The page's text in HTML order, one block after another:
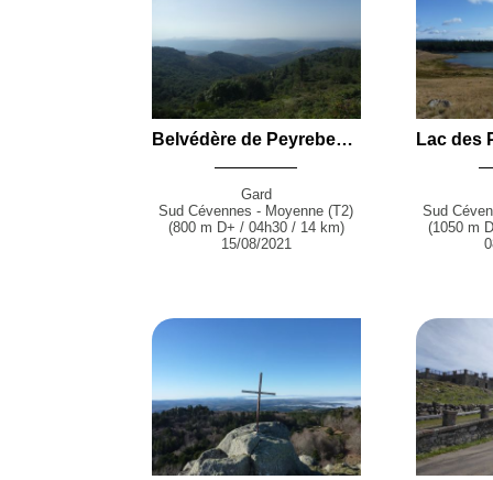
Belvédère de Peyrebesse (1222 m) en boucle par Peyraube, le Col des Airettes, le Col des Tempêtes et le Serre des Aires depuis Arrigas
Gard
Sud Cévennes - Moyenne (T2)
(800 m D+ / 04h30 / 14 km)
15/08/2021
Sud
(1050 m